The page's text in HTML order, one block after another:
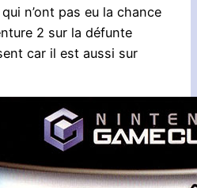
n’ont pas eu la chance
2 sur la défunte
car il est aussi sur